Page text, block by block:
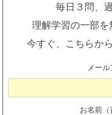
毎日３問、
理解学習の一部を
今すぐ、こちらか
メー
お名前（